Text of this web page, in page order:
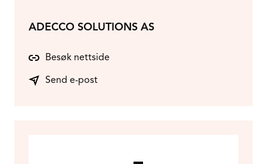
ADECCO SOLUTIONS AS
Besøk nettside
Send e-post